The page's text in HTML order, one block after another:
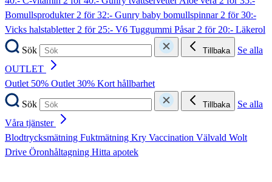
Bomullsprodukter2 för 32:- Gunry baby bomullspinnar2 för 30:-
Vicks halstabletter2 för 25:- V6 Tuggummi Påsar2 för 20:- Läkerol
Sök
Tillbaka
Se alla
OUTLET
Outlet 50% Outlet 30% Kort hållbarhet
Sök
Tillbaka
Se alla
Våra tjänster
Blodtrycksmätning Fuktmätning Kry Vaccination Välvald Wolt
Drive Öronhåltagning Hitta apotek